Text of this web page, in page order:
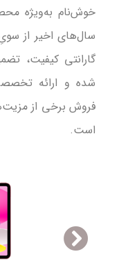
خوش‌‌نام به‌ویژه
سال‌های اخیر از
گارانتی کیفیت،
شده و ارائه
است.